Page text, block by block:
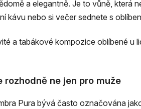
a elegantně. Je to vůně, která
kávu nebo si večer sednete s
a tabákové kompozice oblíbené u
rozhodně ne jen pro muže
Pura bývá často označována